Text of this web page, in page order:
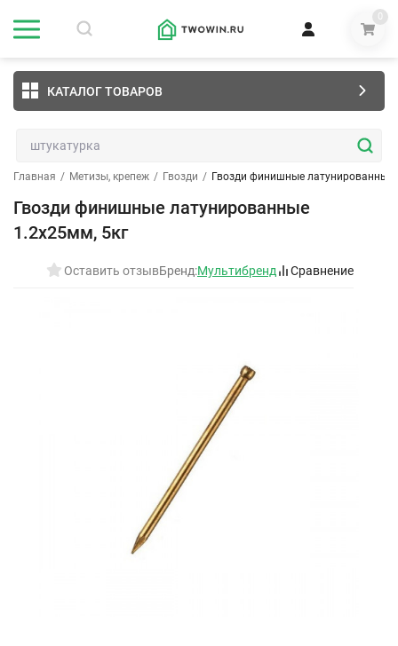
0
КАТАЛОГ ТОВАРОВ
Главная / Метизы, крепеж / Гвозди / Гвозди финишные латунированные
Гвозди финишные латунированные
1.2х25мм, 5кг
Оставить отзывБренд:Мультибренд Сравнение